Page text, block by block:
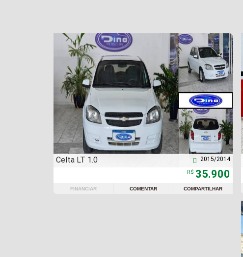
Celta LT 1.0 2015/2014

R$ 35.900
FINANCIAR COMENTAR COMPARTILHAR